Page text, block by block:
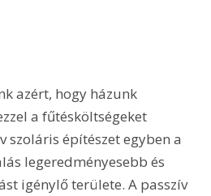
azért, hogy házunk
a fűtésköltségeket
szoláris építészet egyben a
legeredményesebb és
igénylő területe. A passzív